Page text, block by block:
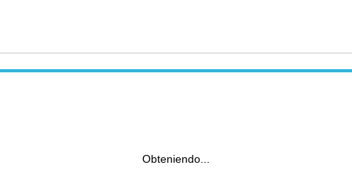
Obteniendo...